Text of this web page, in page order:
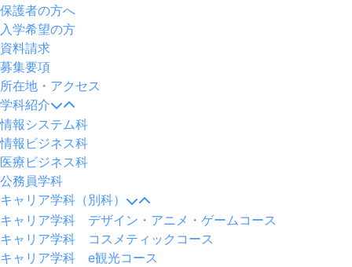
保護者の方へ
入学希望の方
資料請求
募集要項
所在地・アクセス
学科紹介
情報システム科
情報ビジネス科
医療ビジネス科
公務員学科
キャリア学科（別科）
キャリア学科 デザイン・アニメ・ゲームコース
キャリア学科 コスメティックコース
キャリア学科 e観光コース